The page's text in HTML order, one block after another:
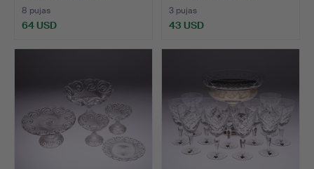
8 pujas
64 USD
3 pujas
43 USD